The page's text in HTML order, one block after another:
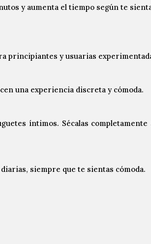
y aumenta el tiempo según te
principiantes y usuarias
una experiencia discreta y cómoda.
íntimos. Sécalas
siempre que te sientas cómoda.